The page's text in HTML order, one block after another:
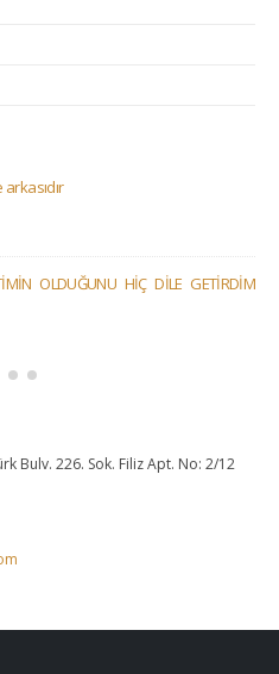
OLDUĞUNU HİÇ DİLE GETİRDİM
Bulv. 226. Sok. Filiz Apt. No: 2/12